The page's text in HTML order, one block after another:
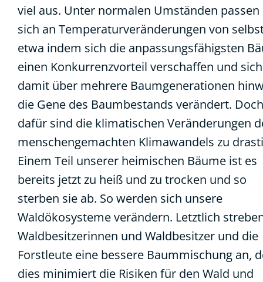
viel aus. Unter normalen Umständen passen
sich an Temperaturveränderungen von
etwa indem sich die anpassungsfähigsten
einen Konkurrenzvorteil verschaffen und sich
damit über mehrere Baumgenerationen
die Gene des Baumbestands verändert. Doch
dafür sind die klimatischen Veränderungen
menschengemachten Klimawandels zu
Einem Teil unserer heimischen Bäume ist es
bereits jetzt zu heiß und zu trocken und so
sterben sie ab. So werden sich unsere
Waldökosysteme verändern. Letztlich
Waldbesitzerinnen und Waldbesitzer und die
Forstleute eine bessere Baummischung an,
dies minimiert die Risiken für den Wald und